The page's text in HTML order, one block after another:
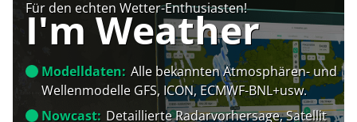
Für den echten Wetter-Enthusiasten!
I'm Weather
Modelldaten: Alle bekannten Atmosphären- und
Wellenmodelle GFS, ICON, ECMWF-BNL+usw.
Nowcast: Detaillierte Radarvorhersage, Satellit